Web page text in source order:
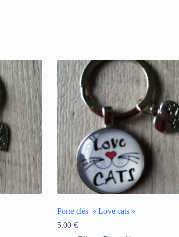
Porte clés » Love cats »
5.00 €